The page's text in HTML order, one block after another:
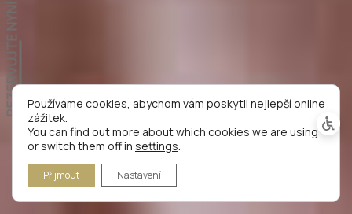
REZERVUJTE NYNÍ Používáme cookies, abychom vám poskytli nejlepší online
zážitek.
You can find out more about which cookies we are using
or switch them off in settings.
Přijmout Nastavení